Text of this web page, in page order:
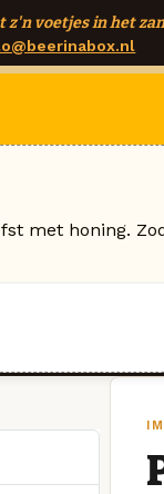
z'n voetjes in het
met honing.